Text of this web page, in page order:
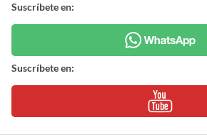
Suscríbete en:
Suscríbete en: